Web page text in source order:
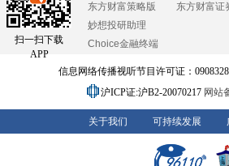
扫一扫下载
APP
东方财富策略版
妙想投研助理
Choice金融终端
东方财富证
信息网络传播视听节目许可证：
沪ICP证:沪B2-20070217 网站
关于我们 可持续发展